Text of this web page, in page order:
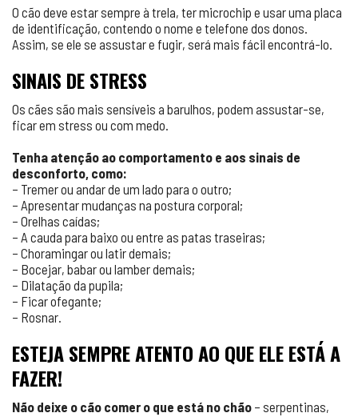
O cão deve estar sempre à trela, ter microchip e usar uma placa
de identificação, contendo o nome e telefone dos donos.
Assim, se ele se assustar e fugir, será mais fácil encontrá-lo.
SINAIS DE STRESS
Os cães são mais sensíveis a barulhos, podem assustar-se,
ficar em stress ou com medo.
Tenha atenção ao comportamento e aos sinais de
desconforto, como:
– Tremer ou andar de um lado para o outro;
– Apresentar mudanças na postura corporal;
– Orelhas caídas;
– A cauda para baixo ou entre as patas traseiras;
– Choramingar ou latir demais;
– Bocejar, babar ou lamber demais;
– Dilatação da pupila;
– Ficar ofegante;
– Rosnar.
ESTEJA SEMPRE ATENTO AO QUE ELE ESTÁ A
FAZER!
Não deixe o cão comer o que está no chão – serpentinas,